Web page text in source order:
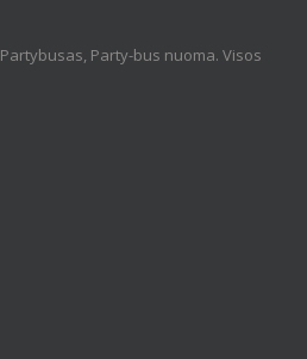
Partybusas, Party-bus nuoma. Visos